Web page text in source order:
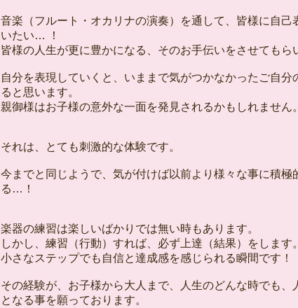
音楽（フルート・オカリナの演奏）を通して、皆様に自己
いたい… ！
皆様の人生が更に豊かになる、そのお手伝いをさせてもら
自分を表現していくと、いままで気がつかなかったご自分
ると思います。
親御様はお子様の意外な一面を発見されるかもしれません。
それは、とても刺激的な体験です。
今までと同じようで、気が付けば以前より様々な事に積極
る…！
楽器の練習は楽しいばかりでは無い時もあります。
しかし、練習（行動）すれば、必ず上達（結果）をします
小さなステップでも自信と達成感を感じられる瞬間です！
その経験が、お子様から大人まで、人生のどんな時でも、
となる事を願っております。